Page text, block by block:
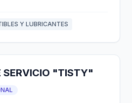
Y LUBRICANTES
SERVICIO "TISTY"